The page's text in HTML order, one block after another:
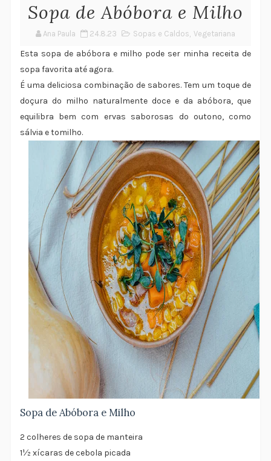
Sopa de Abóbora e Milho
Ana Paula 24.8.23 Sopas e Caldos, Vegetariana
Esta sopa de abóbora e milho pode ser minha receita de
sopa favorita até agora.
É uma deliciosa combinação de sabores. Tem um toque de
doçura do milho naturalmente doce e da abóbora, que
equilibra bem com ervas saborosas do outono, como
sálvia e tomilho.
Sopa de Abóbora e Milho
2 colheres de sopa de manteira
1½ xícaras de cebola picada